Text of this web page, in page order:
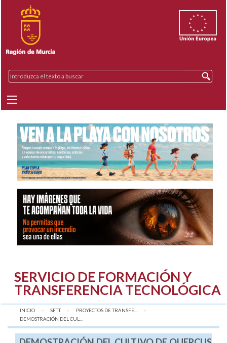
SERVICIO DE FORMACIÓN Y
TRANSFERENCIA TECNOLÓGICA
INICIO SFTT
PROYECTOS DE TRANSFE...
AQUÍ:
DEMOSTRACIÓN DEL CUL...